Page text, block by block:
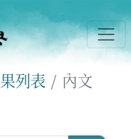
列表 內文